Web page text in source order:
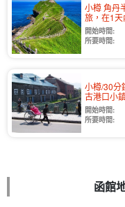
小樽 角丹
旅，在1
的樂趣！
開始時間:
所要時間:
小樽/30分
古港口小
開始時間:
所要時間:
函館